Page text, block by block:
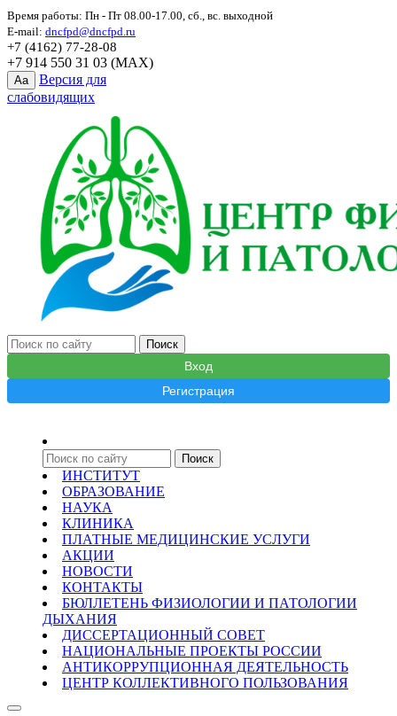
Время работы: Пн - Пт 08.00-17.00, сб., вс. выходной
E-mail: dncfpd@dncfpd.ru
+7 (4162) 77-28-08
+7 914 550 31 03 (MAX)
Aa
Версия для
слабовидящих
Вход
Регистрация
ИНСТИТУТ
ОБРАЗОВАНИЕ
НАУКА
КЛИНИКА
ПЛАТНЫЕ МЕДИЦИНСКИЕ УСЛУГИ
АКЦИИ
НОВОСТИ
КОНТАКТЫ
БЮЛЛЕТЕНЬ ФИЗИОЛОГИИ И ПАТОЛОГИИ
ДЫХАНИЯ
ДИССЕРТАЦИОННЫЙ СОВЕТ
НАЦИОНАЛЬНЫЕ ПРОЕКТЫ РОССИИ
АНТИКОРРУПЦИОННАЯ ДЕЯТЕЛЬНОСТЬ
ЦЕНТР КОЛЛЕКТИВНОГО ПОЛЬЗОВАНИЯ